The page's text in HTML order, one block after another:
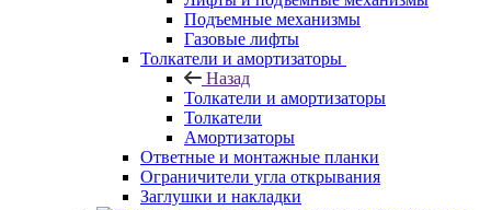
Подъемные механизмы
Газовые лифты
Толкатели и амортизаторы
Назад
Толкатели и амортизаторы
Толкатели
Амортизаторы
Ответные и монтажные планки
Ограничители угла открывания
Заглушки и накладки